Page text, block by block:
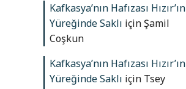
Kafkasya’nın Hafızası Hızır’ın
Yüreğinde Saklı içinŞamil
Coşkun
Kafkasya’nın Hafızası Hızır’ın
Yüreğinde Saklı için Tsey